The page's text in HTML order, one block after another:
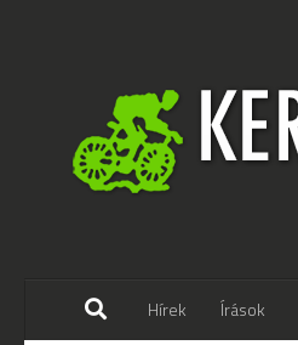
Hírek Írások